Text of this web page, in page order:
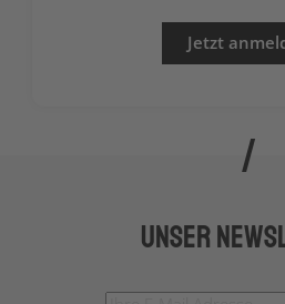
Unser